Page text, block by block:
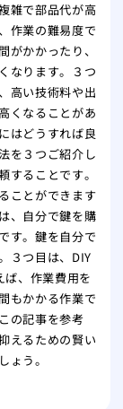
雑で部品代が高
作業の難易度で
がかかったり、
なります。３つ
高い技術料や出
くなることがあ
はどうすれば良
を３つご紹介し
することです。
ことができます
、自分で鍵を購
す。鍵を自分で
３つ目は、DIY
ば、作業費用を
もかかる作業で
の記事を参考
えるための賢い
ょう。